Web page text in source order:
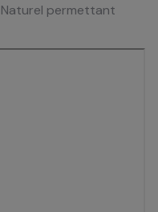
Naturel permettant